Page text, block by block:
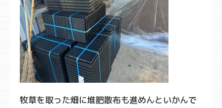
牧草を取った畑に堆肥散布も進めんといかんで